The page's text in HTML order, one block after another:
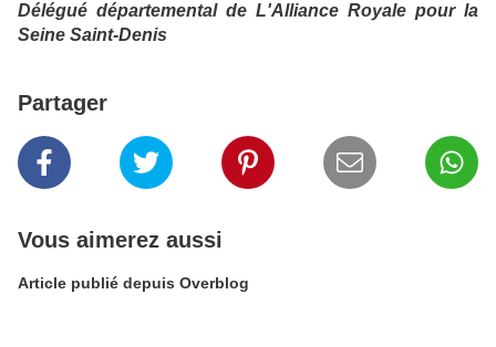
Délégué départemental de L'Alliance Royale pour la
Seine Saint-Denis
Partager
Vous aimerez aussi
Article publié depuis Overblog